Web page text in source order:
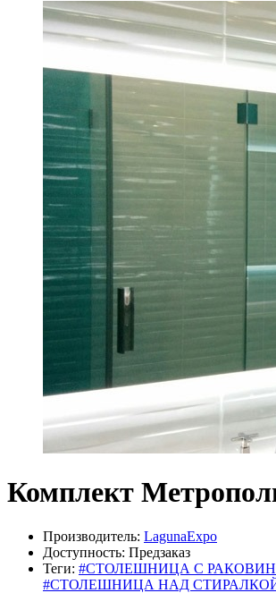
Комплект
Производитель: LagunaExpo
Доступность: Предзаказ
Теги: #СТОЛЕШНИЦА С
#СТОЛЕШНИЦА НАД